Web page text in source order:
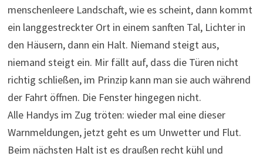
menschenleere Landschaft, wie es scheint, dann kommt
ein langgestreckter Ort in einem sanften Tal, Lichter in
den Häusern, dann ein Halt. Niemand steigt aus,
niemand steigt ein. Mir fällt auf, dass die Türen nicht
richtig schließen, im Prinzip kann man sie auch während
der Fahrt öffnen. Die Fenster hingegen nicht.
Alle Handys im Zug tröten: wieder mal eine dieser
Warnmeldungen, jetzt geht es um Unwetter und Flut.
Beim nächsten Halt ist es draußen recht kühl und